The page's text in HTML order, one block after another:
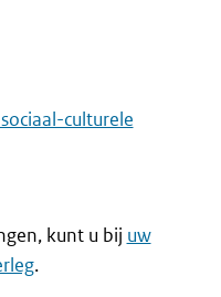
culturele
kunt u bij uw
.